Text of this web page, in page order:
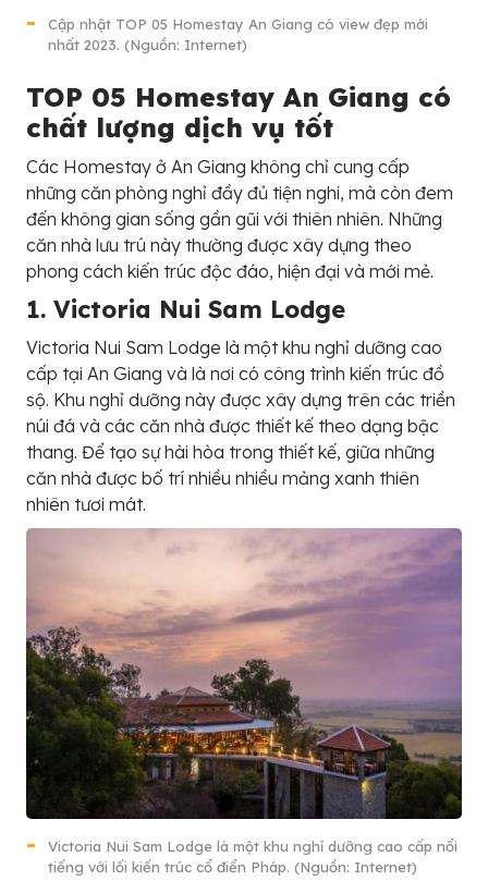
Cập nhật TOP 05 Homestay An Giang có view đẹp mới
nhất 2023. (Nguồn: Internet)
TOP 05 Homestay An Giang có
chất lượng dịch vụ tốt
Các Homestay ở An Giang không chỉ cung cấp
những căn phòng nghỉ đầy đủ tiện nghi, mà còn đem
đến không gian sống gần gũi với thiên nhiên. Những
căn nhà lưu trú này thường được xây dựng theo
phong cách kiến trúc độc đáo, hiện đại và mới mẻ.
1. Victoria Nui Sam Lodge
Victoria Nui Sam Lodge là một khu nghỉ dưỡng cao
cấp tại An Giang và là nơi có công trình kiến trúc đồ
sộ. Khu nghỉ dưỡng này được xây dựng trên các triền
núi đá và các căn nhà được thiết kế theo dạng bậc
thang. Để tạo sự hài hòa trong thiết kế, giữa những
căn nhà được bố trí nhiều nhiều mảng xanh thiên
nhiên tươi mát.
Victoria Nui Sam Lodge là một khu nghỉ dưỡng cao cấp nổi
tiếng với lối kiến trúc cổ điển Pháp. (Nguồn: Internet)